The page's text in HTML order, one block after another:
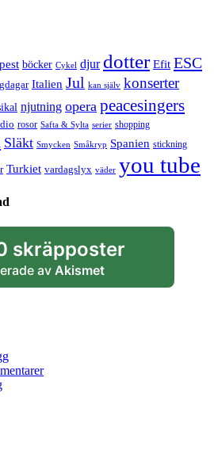
böcker Cykel djur dotter Efit ESC
Italien Jul kan själv konserter
njutning opera peacesingers
rosor Safta & Sylta serier shopping
Släkt Smycken Småkryp Spanien stickning
Turkiet vardagslyx väder you tube
skräpposter
av Akismet